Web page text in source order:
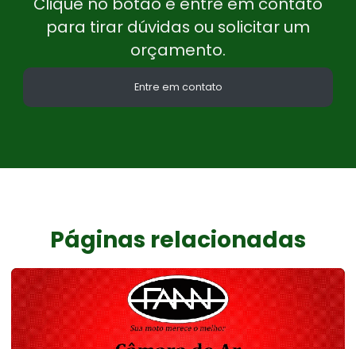
para tirar dúvidas ou solicitar um
orçamento.
Entre em contato
Páginas relacionadas